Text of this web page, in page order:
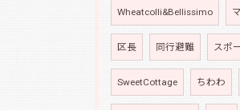
Wheatcolli&Bellissimo
区長 同行避難 スポ
SweetCottage ちわわ